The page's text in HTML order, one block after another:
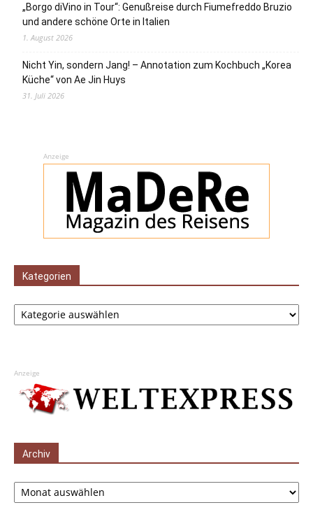
„Borgo diVino in Tour“: Genußreise durch Fiumefreddo Bruzio
und andere schöne Orte in Italien
1. August 2026
Nicht Yin, sondern Jang! – Annotation zum Kochbuch „Korea
Küche“ von Ae Jin Huys
31. Juli 2026
Anzeige
Kategorien
Kategorien
Anzeige
Archiv
Archiv